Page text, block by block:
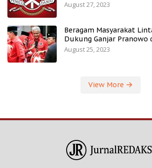
August 27, 2023
Beragam Masyarakat
Dukung Ganjar Pranowo
August 25, 2023
View More